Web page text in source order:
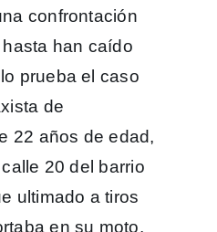
confrontación
han caído
prueba el caso
de
22 años de edad,
20 del barrio
ultimado a tiros
en su moto,